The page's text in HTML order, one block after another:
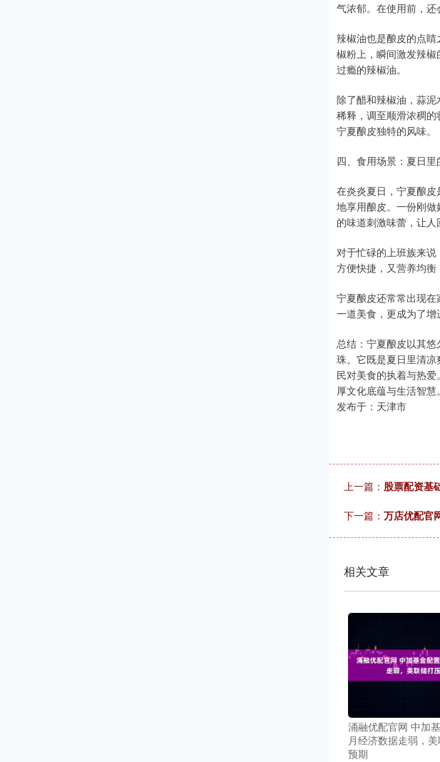
气浓郁。在使用前，还
辣椒油也是酿皮的点
椒粉上，瞬间激发辣
过瘾的辣椒油。
除了醋和辣椒油，蒜
稀释，调至顺滑浓稠
宁夏酿皮独特的风味。
四、食用场景：夏日
在炎炎夏日，宁夏酿
地享用酿皮。一份刚
的味道刺激味蕾，让人
对于忙碌的上班族来
方便快捷，又营养均衡
宁夏酿皮还常常出现
一道美食，更成为了增
总结：宁夏酿皮以其
珠。它既是夏日里清
民对美食的执着与热
厚文化底蕴与生活智慧。
发布于：天津市
上一篇： 股票配资基
下一篇： 万店优配官
相关文章
涌融优配官网 中加
月经济数据走弱，
预期